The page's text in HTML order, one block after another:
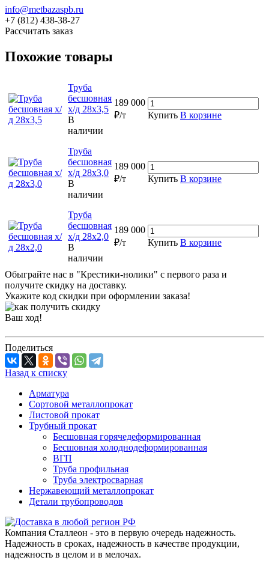
info@metbazaspb.ru
+7 (812) 438-38-27
Рассчитать заказ
Похожие товары
Труба
бесшовная
х/д 28х3,5
В
наличии
189 000
₽/т
Купить В корзине
Труба
бесшовная
х/д 28х3,0
В
наличии
189 000
₽/т
Купить В корзине
Труба
бесшовная
х/д 28х2,0
В
наличии
189 000
₽/т
Купить В корзине
Обыграйте нас в "Крестики-нолики" с первого раза и
получите скидку на доставку.
Укажите код скидки при оформлении заказа!
Ваш ход!
Поделиться
Назад к списку
Арматура
Сортовой металлопрокат
Листовой прокат
Трубный прокат
Бесшовная горячедеформированная
Бесшовная холоднодеформированная
ВГП
Труба профильная
Труба электросварная
Нержавеющий металлопрокат
Детали трубопроводов
Компания Сталлеон - это в первую очередь надежность.
Надежность в сроках, надежность в качестве продукции,
надежность в целом и в мелочах.